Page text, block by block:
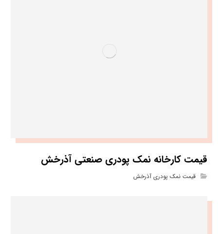
قیمت کارخانه نمک پودری صنعتی آذرخش
قیمت نمک پودری آذرخش